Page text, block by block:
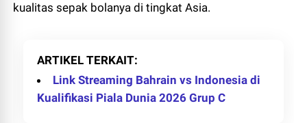
kualitas sepak bolanya di tingkat Asia.
ARTIKEL TERKAIT
Link Streaming Bahrain vs Indonesia di
Kualifikasi Piala Dunia 2026 Grup C